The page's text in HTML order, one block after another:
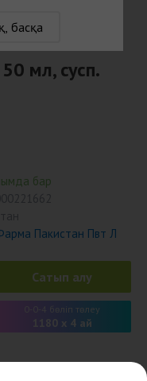
мл, сусп.
бар
Пакистан Пвт Л
Сатып алу
0-0-4 бөліп төлеу
1180 x 4 ай
басқа